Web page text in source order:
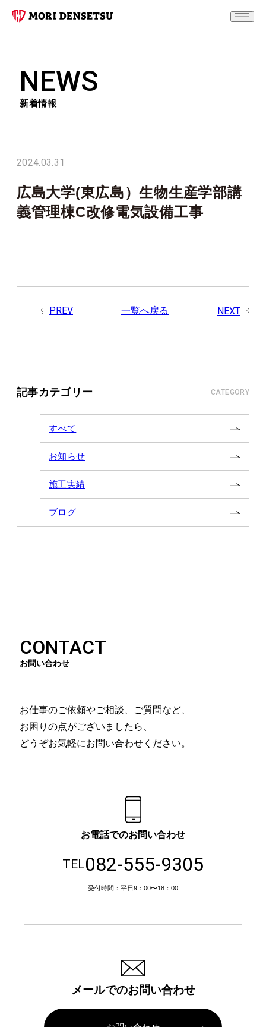
NEWS
新着情報
記事カテゴリー CATEGORY
すべて
お知らせ
施工実績
ブログ
2024.03.31
広島大学(東広島）生物生産学部講
義管理棟C改修電気設備工事
PREV 一覧へ戻る NEXT
CONTACT
お問い合わせ
お仕事のご依頼やご相談、ご質問など、
お困りの点がございましたら、
どうぞお気軽にお問い合わせください。
お電話でのお問い合わせ
TEL082-555-9305
受付時間：平日9：00〜18：00
メールでのお問い合わせ